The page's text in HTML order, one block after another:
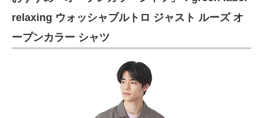
relaxing ウォッシャブルトロ ジャスト ルーズ オ
ープンカラー シャツ